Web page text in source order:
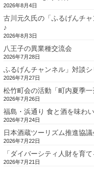
2026年8月4日
古川元久氏の「ふるげんチ
♪
2026年8月3日
八王子の異業種交流会
2026年7月28日
ふるげんチャンネル」対談
2026年7月27日
松竹町会の活動「町内夏季一
2026年7月26日
福島・浜通り 食と酒を味わ
2026年7月24日
日本酒蔵ツーリズム推進協
2026年7月22日
「ダイバーシティ人財を育
2026年7月21日